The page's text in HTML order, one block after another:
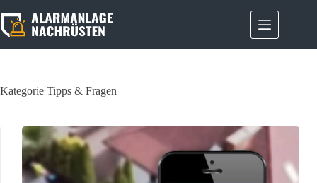
Inhalt
springen
Kategorie Tipps & Fragen